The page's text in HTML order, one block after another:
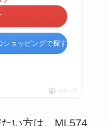
ショッピングで探す
ポチップ
い方は、ML574